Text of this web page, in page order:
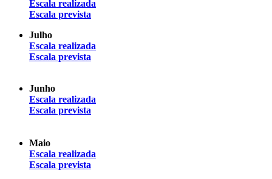
Escala realizada
Escala prevista
Julho
Escala realizada
Escala prevista
Junho
Escala realizada
Escala prevista
Maio
Escala realizada
Escala prevista